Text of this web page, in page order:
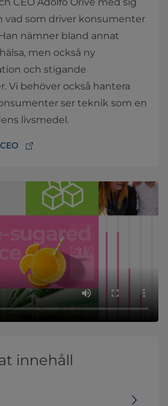
vad som driver konsumenter
nämner bland annat
men också ny
och stigande
Vi behöver också hantera
ser teknik som en
livsmedel.
innehåll